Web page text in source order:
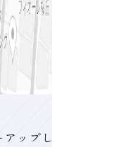
ップし続けるNPI